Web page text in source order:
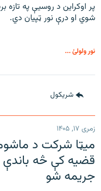
پر اوکراین د روسیې په
شوي او درې نور ټپیان دي.
نور ولولئ ...
شريکول
زمری ۱۷, ۱۴۰۵
میټا شرکت د
قضیه کې څه باندې
جریمه شو